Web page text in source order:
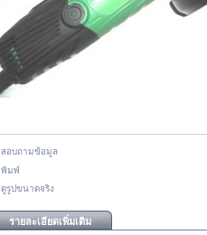
สอบถามข้อมูล
พิมพ์
ดูรูปขนาดจริง
รายละเอียดเพิ่มเติม